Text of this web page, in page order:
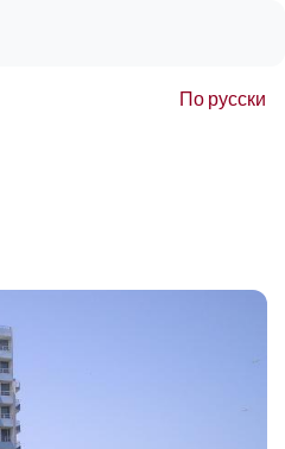
По русски